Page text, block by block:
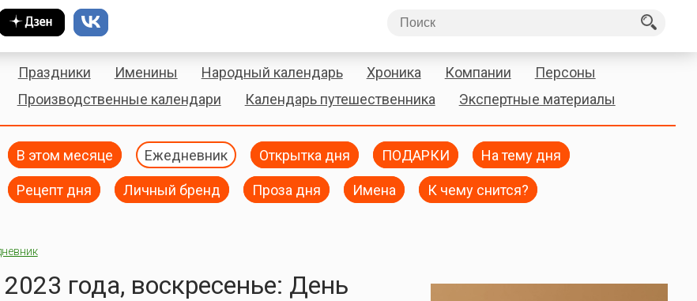
Праздники Именины Народный календарь Хроника Компании
Персоны
Производственные календари Календарь путешественника Экспертные материалы
В этом месяце Ежедневник Открытка дня ПОДАРКИ На тему дня
Рецепт дня Личный бренд Проза дня Имена К чему снится?
года, воскресенье: День